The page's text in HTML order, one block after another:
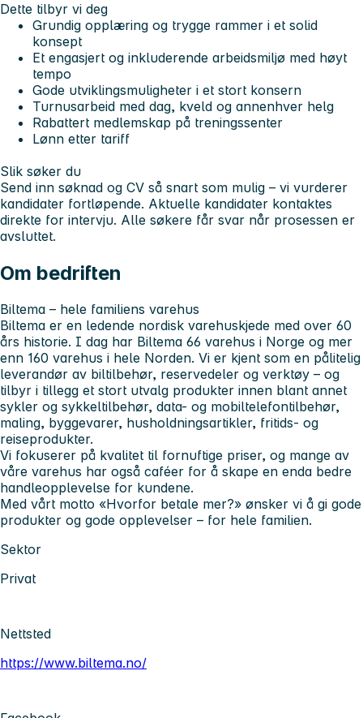
Dette tilbyr vi deg
Grundig opplæring og trygge rammer i et solid
konsept
Et engasjert og inkluderende arbeidsmiljø med høyt
tempo
Gode utviklingsmuligheter i et stort konsern
Turnusarbeid med dag, kveld og annenhver helg
Rabattert medlemskap på treningssenter
Lønn etter tariff
Slik søker du
Send inn søknad og CV så snart som mulig – vi vurderer
kandidater fortløpende. Aktuelle kandidater kontaktes
direkte for intervju. Alle søkere får svar når prosessen er
avsluttet.
Om bedriften
Biltema – hele familiens varehus
Biltema er en ledende nordisk varehuskjede med over 60
års historie. I dag har Biltema 66 varehus i Norge og mer
enn 160 varehus i hele Norden. Vi er kjent som en pålitelig
leverandør av biltilbehør, reservedeler og verktøy – og
tilbyr i tillegg et stort utvalg produkter innen blant annet
sykler og sykkeltilbehør, data- og mobiltelefontilbehør,
maling, byggevarer, husholdningsartikler, fritids- og
reiseprodukter.
Vi fokuserer på kvalitet til fornuftige priser, og mange av
våre varehus har også caféer for å skape en enda bedre
handleopplevelse for kundene.
Med vårt motto «Hvorfor betale mer?» ønsker vi å gi gode
produkter og gode opplevelser – for hele familien.
Sektor
Privat
Nettsted
https://www.biltema.no/